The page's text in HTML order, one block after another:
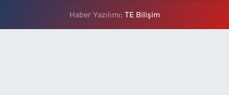
Haber Yazılımı: TE Bilişim